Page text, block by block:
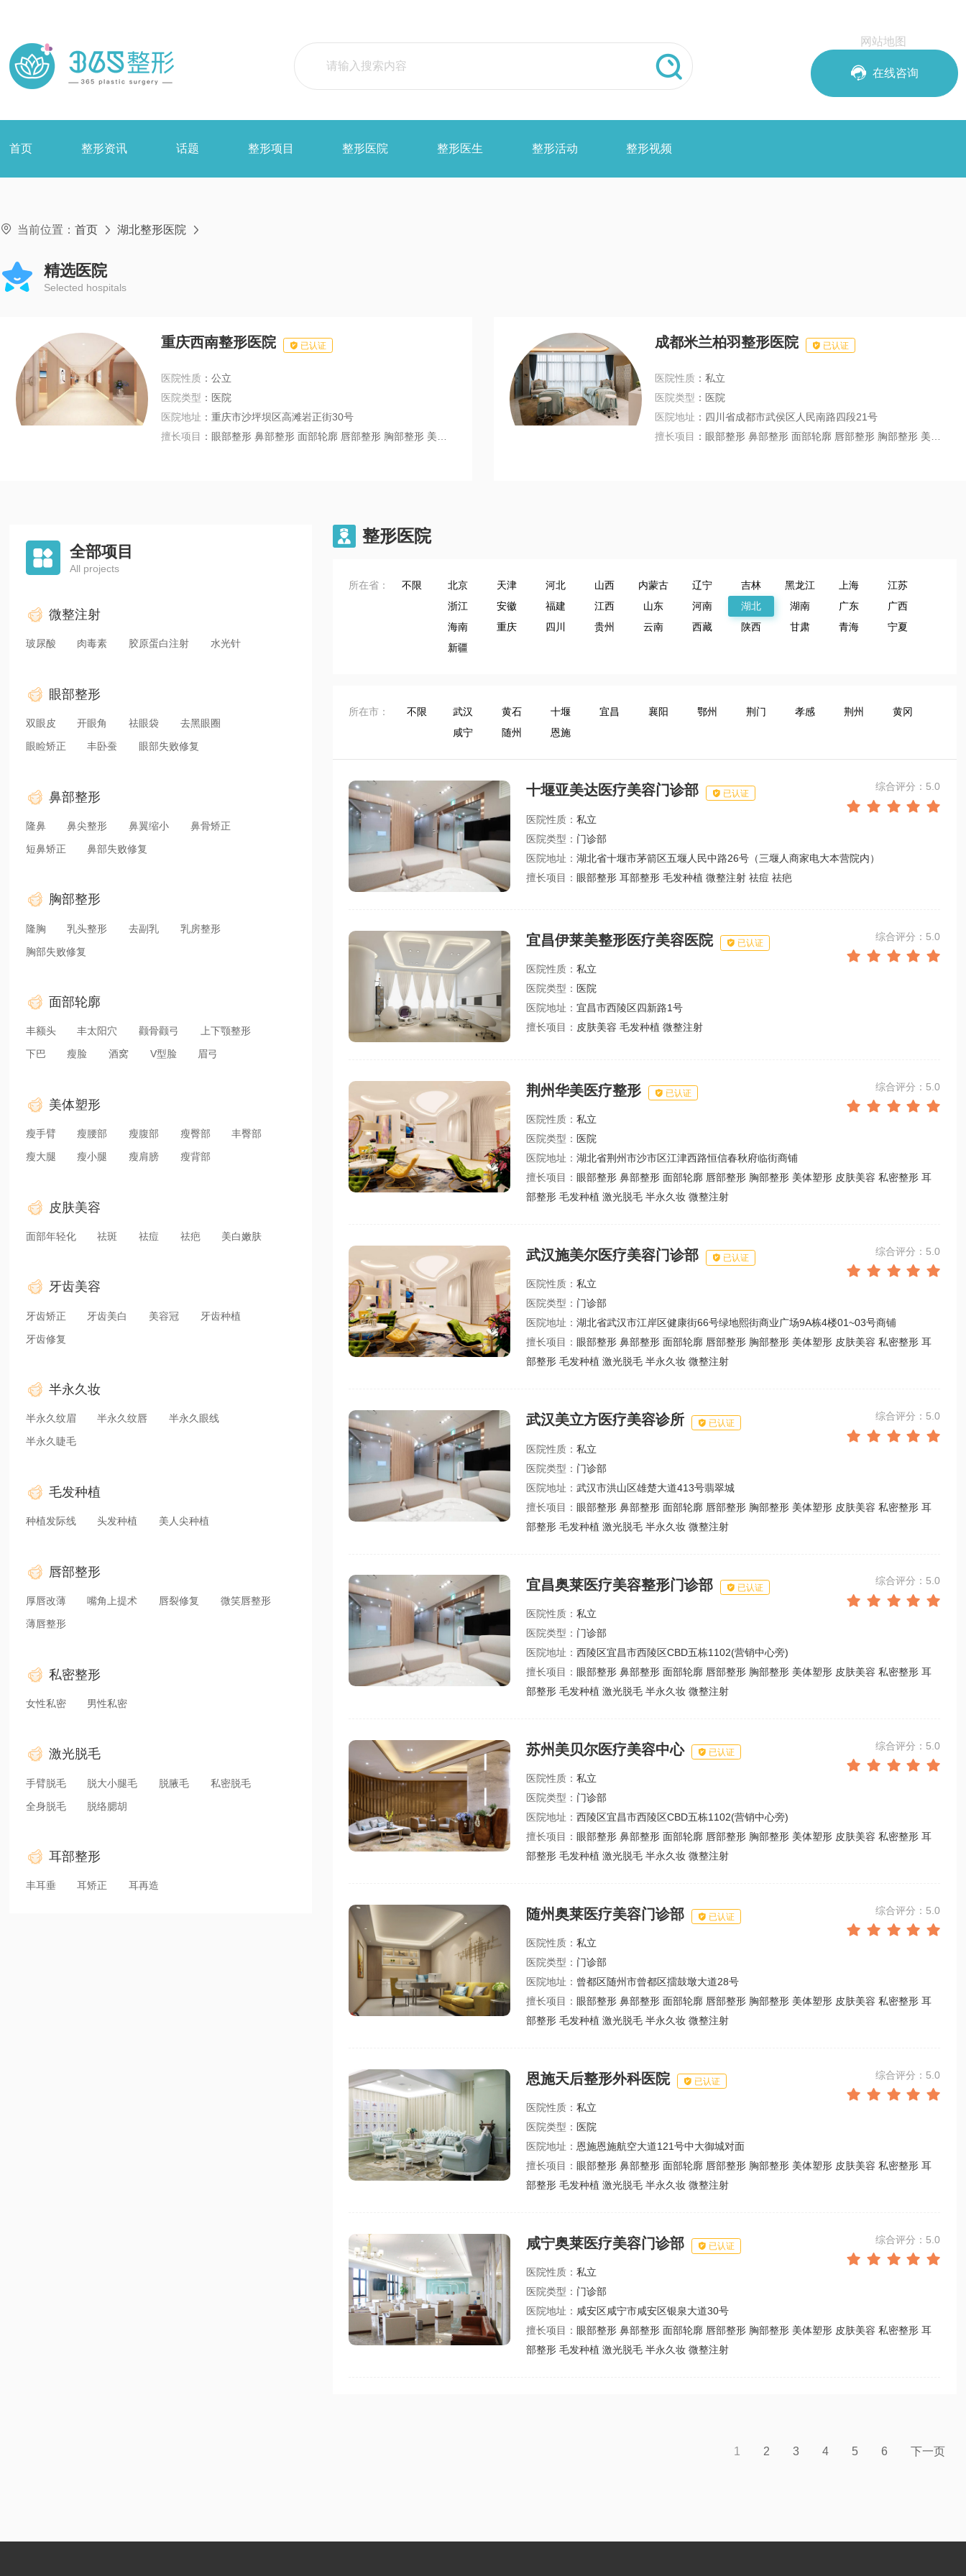

网站地图
 在线咨询
首页 整形资讯 话题 整形项目 整形医院 整形医生 整形活动 整形视频
 当前位置：首页  湖北整形医院 
精选医院
Selected hospitals
重庆西南整形医院  已认证
医院性质 ：公立
医院类型 ：医院
医院地址 ：重庆市沙坪坝区高滩岩正街30号
擅长项目 ：眼部整形 鼻部整形 面部轮廓 唇部整形 胸部整形 美体塑形 皮肤美容 私密整形 耳部整形 毛发种植 激光脱毛 半永久妆 微整注射
成都米兰柏羽整形医院  已认证
医院性质 ：私立
医院类型 ：医院
医院地址 ：四川省成都市武侯区人民南路四段21号
擅长项目 ：眼部整形 鼻部整形 面部轮廓 唇部整形 胸部整形 美体塑形 皮肤美容 私密整形 耳部整形 毛发种植 激光脱毛 半永久妆 微整注射
 全部项目
All projects
微整注射
玻尿酸 肉毒素 胶原蛋白注射 水光针
眼部整形
双眼皮 开眼角 祛眼袋
去黑眼圈
眼睑矫正
丰卧蚕 眼部失败修复
鼻部整形
隆鼻 鼻尖整形 鼻翼缩小
鼻骨矫正
短鼻矫正
鼻部失败修复
胸部整形
隆胸 乳头整形 去副乳
乳房整形
胸部失败修复
面部轮廓
丰额头 丰太阳穴 颧骨颧弓
上下颚整形
下巴
瘦脸 酒窝 V型脸 眉弓
美体塑形
瘦手臂 瘦腰部 瘦腹部 瘦臀部
丰臀部
瘦大腿
瘦小腿 瘦肩膀 瘦背部
皮肤美容
面部年轻化 祛斑 祛痘 祛疤 美白嫩肤
牙齿美容
牙齿矫正 牙齿美白 美容冠
牙齿种植
牙齿修复
半永久妆
半永久纹眉 半永久纹唇
半永久眼线
半永久睫毛
毛发种植
种植发际线 头发种植 美人尖种植
唇部整形
厚唇改薄 嘴角上提术 唇裂修复
微笑唇整形
薄唇整形
私密整形
女性私密 男性私密
激光脱毛
手臂脱毛 脱大小腿毛 脱腋毛
私密脱毛
全身脱毛
脱络腮胡
耳部整形
丰耳垂 耳矫正 耳再造
 整形医院
所在省： 不限 北京 天津 河北 山西 内蒙古 辽宁 吉林 黑龙江 上海
江苏
浙江
安徽 福建 江西 山东 河南 湖北 湖南 广东
广西
海南
重庆 四川 贵州 云南 西藏 陕西 甘肃 青海
宁夏
新疆
所在市： 不限 武汉 黄石 十堰 宜昌 襄阳 鄂州 荆门 孝感 荆州
黄冈
咸宁
随州 恩施
十堰亚美达医疗美容门诊部  已认证
医院性质： 私立
医院类型： 门诊部
医院地址： 湖北省十堰市茅箭区五堰人民中路26号（三堰人商家电大本营院内）
擅长项目： 眼部整形 耳部整形 毛发种植 微整注射 祛痘 祛疤
综合评分：5.0
    
宜昌伊莱美整形医疗美容医院  已认证
医院性质： 私立
医院类型： 医院
医院地址： 宜昌市西陵区四新路1号
擅长项目： 皮肤美容 毛发种植 微整注射
综合评分：5.0
    
荆州华美医疗整形  已认证
医院性质： 私立
医院类型： 医院
医院地址： 湖北省荆州市沙市区江津西路恒信春秋府临街商铺
擅长项目： 眼部整形 鼻部整形 面部轮廓 唇部整形 胸部整形 美体塑形 皮肤美容 私密整形 耳
部整形 毛发种植 激光脱毛 半永久妆 微整注射
综合评分：5.0
    
武汉施美尔医疗美容门诊部  已认证
医院性质： 私立
医院类型： 门诊部
医院地址： 湖北省武汉市江岸区健康街66号绿地熙街商业广场9A栋4楼01~03号商铺
擅长项目： 眼部整形 鼻部整形 面部轮廓 唇部整形 胸部整形 美体塑形 皮肤美容 私密整形 耳
部整形 毛发种植 激光脱毛 半永久妆 微整注射
综合评分：5.0
    
武汉美立方医疗美容诊所  已认证
医院性质： 私立
医院类型： 门诊部
医院地址： 武汉市洪山区雄楚大道413号翡翠城
擅长项目： 眼部整形 鼻部整形 面部轮廓 唇部整形 胸部整形 美体塑形 皮肤美容 私密整形 耳
部整形 毛发种植 激光脱毛 半永久妆 微整注射
综合评分：5.0
    
宜昌奥莱医疗美容整形门诊部  已认证
医院性质： 私立
医院类型： 门诊部
医院地址： 西陵区宜昌市西陵区CBD五栋1102(营销中心旁)
擅长项目： 眼部整形 鼻部整形 面部轮廓 唇部整形 胸部整形 美体塑形 皮肤美容 私密整形 耳
部整形 毛发种植 激光脱毛 半永久妆 微整注射
综合评分：5.0
    
苏州美贝尔医疗美容中心  已认证
医院性质： 私立
医院类型： 门诊部
医院地址： 西陵区宜昌市西陵区CBD五栋1102(营销中心旁)
擅长项目： 眼部整形 鼻部整形 面部轮廓 唇部整形 胸部整形 美体塑形 皮肤美容 私密整形 耳
部整形 毛发种植 激光脱毛 半永久妆 微整注射
综合评分：5.0
    
随州奥莱医疗美容门诊部  已认证
医院性质： 私立
医院类型： 门诊部
医院地址： 曾都区随州市曾都区擂鼓墩大道28号
擅长项目： 眼部整形 鼻部整形 面部轮廓 唇部整形 胸部整形 美体塑形 皮肤美容 私密整形 耳
部整形 毛发种植 激光脱毛 半永久妆 微整注射
综合评分：5.0
    
恩施天后整形外科医院  已认证
医院性质： 私立
医院类型： 医院
医院地址： 恩施恩施航空大道121号中大御城对面
擅长项目： 眼部整形 鼻部整形 面部轮廓 唇部整形 胸部整形 美体塑形 皮肤美容 私密整形 耳
部整形 毛发种植 激光脱毛 半永久妆 微整注射
综合评分：5.0
    
咸宁奥莱医疗美容门诊部  已认证
医院性质： 私立
医院类型： 门诊部
医院地址： 咸安区咸宁市咸安区银泉大道30号
擅长项目： 眼部整形 鼻部整形 面部轮廓 唇部整形 胸部整形 美体塑形 皮肤美容 私密整形 耳
部整形 毛发种植 激光脱毛 半永久妆 微整注射
综合评分：5.0
    
1 2 3 4 5 6 下一页